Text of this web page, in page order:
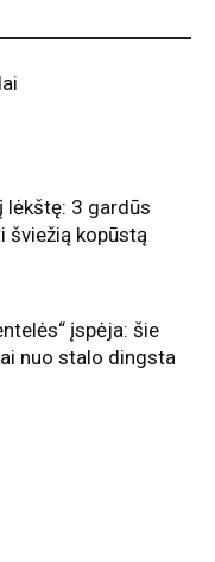
lėkštę: 3 gardūs
šviežią kopūstą
įspėja: šie
nuo stalo dingsta